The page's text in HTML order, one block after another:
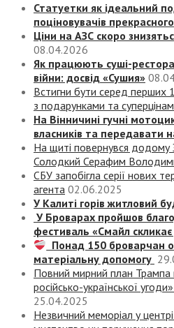
Статуетки як ідеальний
поціновувачів прекрасного
Ціни на АЗС скоро
08.04.2026
Як працюють суші-
війни: досвід «Сушия»
Встигни бути серед перших
з подарунками та
На Вінничині гучні
власників та передавати
На щиті повернувся додому
Солодкий Серафим
СБУ запобігла серії нових
агента 02.06.2025
У Калиті горів житловий
У Броварах пройшов
фестиваль «Смайл скликає
Понад 150 броварчан
матеріальну допомогу
Повний мирний план Трампа
російсько-української
25.04.2025
Незвичний меморіал у